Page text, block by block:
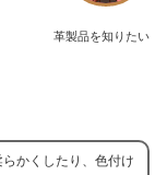
革製品を知りたい
かくしたり、色付け